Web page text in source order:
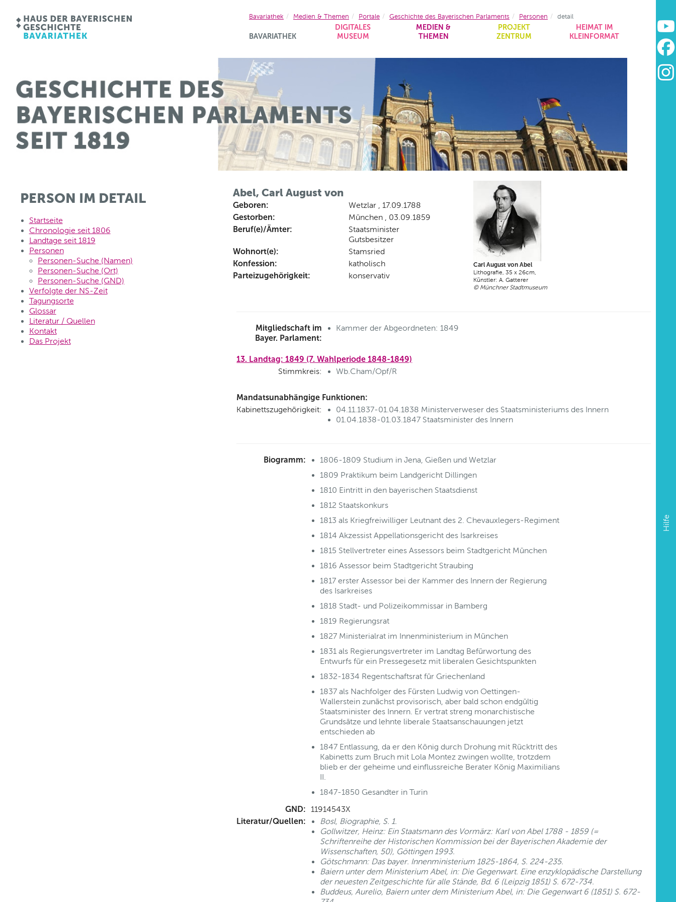
BAVARIATHEK
DIGITALES
MUSEUM
MEDIEN &
THEMEN
PROJEKT
ZENTRUM
HEIMAT IM
KLEINFORMAT
Hilfe
Bavariathek Medien & Themen Portale Geschichte des Bayerischen Parlaments Personen detail
PERSON IM DETAIL
Startseite
Chronologie seit 1806
Landtage seit 1819
Personen
Personen-Suche (Namen)
Personen-Suche (Ort)
Personen-Suche (GND)
Verfolgte der NS-Zeit
Tagungsorte
Glossar
Literatur / Quellen
Kontakt
Das Projekt
Abel, Carl August von
Geboren: Wetzlar , 17.09.1788
Gestorben: München , 03.09.1859
Beruf(e)/Ämter:
Staatsminister
Gutsbesitzer
Wohnort(e): Stamsried
Konfession: katholisch
Parteizugehörigkeit: konservativ
Carl August von Abel
Lithografie, 35 x 26cm,
Künstler: A. Gatterer
© Münchner Stadtmuseum
Mitgliedschaft im
Bayer. Parlament:
Kammer der Abgeordneten: 1849
13. Landtag: 1849 (7. Wahlperiode 1848-1849)
Stimmkreis: Wb.Cham/Opf/R
Mandatsunabhängige Funktionen:
Kabinettszugehörigkeit:
04.11.1837-01.04.1838 Ministerverweser des Staatsministeriums des Innern
01.04.1838-01.03.1847 Staatsminister des Innern
Biogramm:
1806-1809 Studium in Jena, Gießen und Wetzlar
1809 Praktikum beim Landgericht Dillingen
1810 Eintritt in den bayerischen Staatsdienst
1812 Staatskonkurs
1813 als Kriegfreiwilliger Leutnant des 2. Chevauxlegers-Regiment
1814 Akzessist Appellationsgericht des Isarkreises
1815 Stellvertreter eines Assessors beim Stadtgericht München
1816 Assessor beim Stadtgericht Straubing
1817 erster Assessor bei der Kammer des Innern der Regierung
des Isarkreises
1818 Stadt- und Polizeikommissar in Bamberg
1819 Regierungsrat
1827 Ministerialrat im Innenministerium in München
1831 als Regierungsvertreter im Landtag Befürwortung des
Entwurfs für ein Pressegesetz mit liberalen Gesichtspunkten
1832-1834 Regentschaftsrat für Griechenland
1837 als Nachfolger des Fürsten Ludwig von Oettingen-
Wallerstein zunächst provisorisch, aber bald schon endgültig
Staatsminister des Innern. Er vertrat streng monarchistische
Grundsätze und lehnte liberale Staatsanschauungen jetzt
entschieden ab
1847 Entlassung, da er den König durch Drohung mit Rücktritt des
Kabinetts zum Bruch mit Lola Montez zwingen wollte, trotzdem
blieb er der geheime und einflussreiche Berater König Maximilians
II.
1847-1850 Gesandter in Turin
GND: 11914543X
Literatur/Quellen:
Bosl, Biographie, S. 1.
Gollwitzer, Heinz: Ein Staatsmann des Vormärz: Karl von Abel 1788 - 1859 (=
Schriftenreihe der Historischen Kommission bei der Bayerischen Akademie der
Wissenschaften, 50), Göttingen 1993.
Götschmann: Das bayer. Innenministerium 1825-1864, S. 224-235.
Baiern unter dem Ministerium Abel, in: Die Gegenwart. Eine enzyklopädische Darstellung
der neuesten Zeitgeschichte für alle Stände, Bd. 6 (Leipzig 1851) S. 672-734.
Buddeus, Aurelio, Baiern unter dem Ministerium Abel, in: Die Gegenwart 6 (1851) S. 672-